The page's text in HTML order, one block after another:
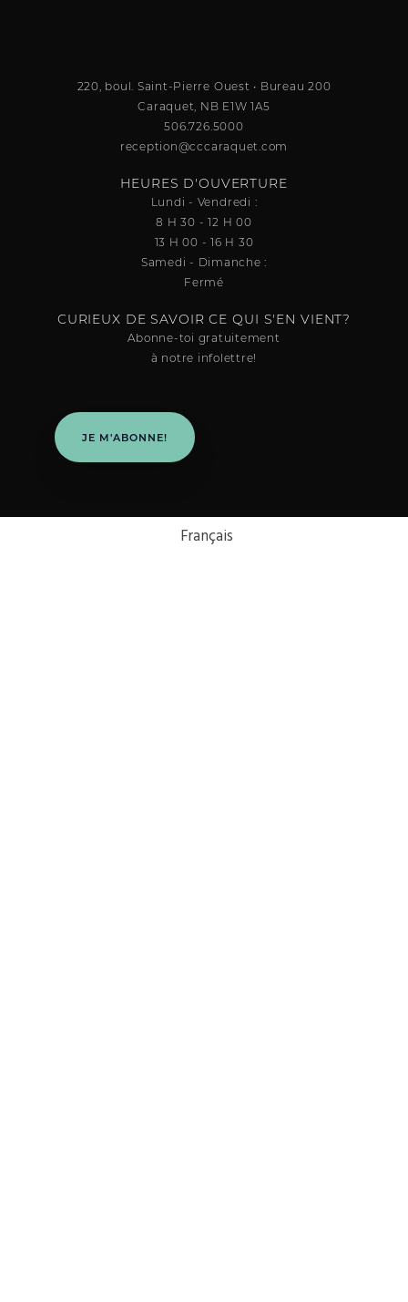
220, boul. Saint-Pierre Ouest • Bureau 200
Caraquet, NB E1W 1A5
506.726.5000
reception@cccaraquet.com
HEURES D'OUVERTURE
Lundi - Vendredi :
8 H 30 - 12 H 00
13 H 00 - 16 H 30
Samedi - Dimanche :
Fermé
CURIEUX DE SAVOIR CE QUI S'EN VIENT?
Abonne-toi gratuitement
à notre infolettre!
JE M'ABONNE!
Français